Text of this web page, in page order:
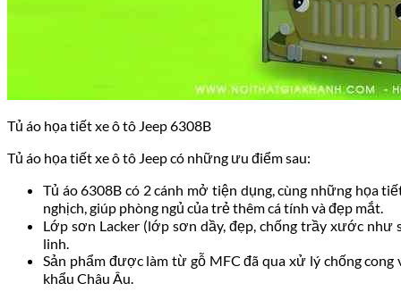
Tủ áo họa tiết xe ô tô Jeep 6308B
Tủ áo họa tiết xe ô tô Jeep có những ưu điểm sau:
Tủ áo 6308B có 2 cánh mở tiện dụng, cùng những họa
nghịch, giúp phòng ngủ của trẻ thêm cá tính và đẹp mắt.
Lớp sơn Lacker (lớp sơn dầy, đẹp, chống trầy xước
linh.
Sản phẩm được làm từ gỗ MFC đã qua xử lý chống
khẩu Châu Âu.